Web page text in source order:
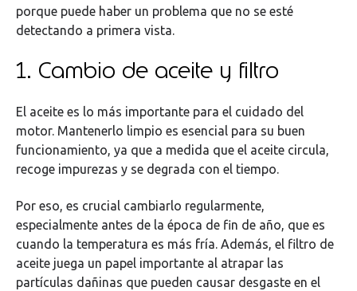
porque puede haber un problema que no se esté
detectando a primera vista.
1. Cambio de aceite y filtro
El aceite es lo más importante para el cuidado del
motor. Mantenerlo limpio es esencial para su buen
funcionamiento, ya que a medida que el aceite circula,
recoge impurezas y se degrada con el tiempo.
Por eso, es crucial cambiarlo regularmente,
especialmente antes de la época de fin de año, que es
cuando la temperatura es más fría. Además, el filtro de
aceite juega un papel importante al atrapar las
partículas dañinas que pueden causar desgaste en el